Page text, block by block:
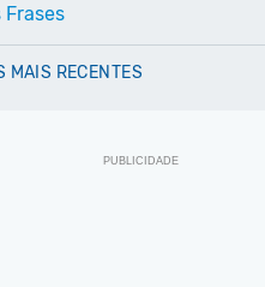
Frases
MAIS RECENTES